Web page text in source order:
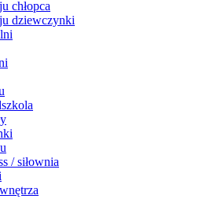
chłopca
dziewczynki
/ siłownia